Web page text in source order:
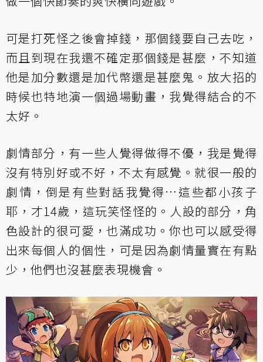
可是打死怪之後會掉錢，那個錢要自己去吃，
而且到現在我還不確定那個錢是甚麼，不知道
他是加分數還是加代幣還是甚麼鬼。放大招的
時候也特地演一個過場動畫，我覺得結合的不
太好。
劇情部分，有一些人覺得做得不優，我是覺得
沒有特別好或不好，不太有感覺。就很一般的
劇情，倒是有些對話我覺得…這些都小孩子
耶，才14歲，這玩笑怪怪的。人設的部分，角
色設計的很可愛，也滿成功。你也可以感受得
出來每個人的個性，可是因為劇情量實在有點
少，他們也沒甚麼表現機會。